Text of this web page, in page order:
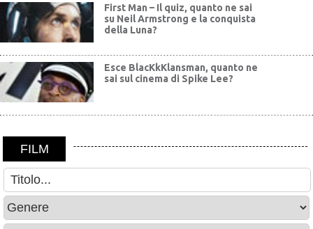
First Man – Il quiz, quanto ne sai
su Neil Armstrong e la conquista
della Luna?
Esce BlacKkKlansman, quanto ne
sai sul cinema di Spike Lee?